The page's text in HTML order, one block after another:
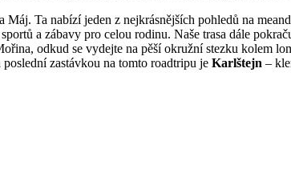
Ta nabízí jeden z nejkrásnějších pohledů na
a zábavy pro celou rodinu. Naše trasa dále
odkud se vydejte na pěší okružní stezku kolem
zastávkou na tomto roadtripu je Karlštejn –